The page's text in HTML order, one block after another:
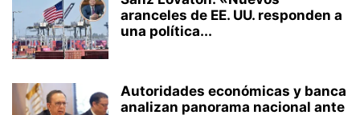
aranceles de EE. UU. responden a
una política...
Autoridades económicas y banca
analizan panorama nacional ante